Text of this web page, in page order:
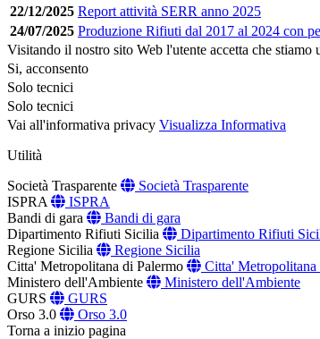
22/12/2025 Report attività SERR anno 2025
24/07/2025 Produzione Rifiuti dal 2017 al 2024 con
Visitando il nostro sito Web l'utente accetta che
Si, acconsento
Solo tecnici
Solo tecnici
Vai all'informativa privacy Visualizza Informativa
Utilità
Società Trasparente
Società Trasparente
ISPRA
ISPRA
Bandi di gara
Bandi di gara
Dipartimento Rifiuti Sicilia
Dipartimento Rifiuti
Regione Sicilia
Regione Sicilia
Citta' Metropolitana di Palermo
Citta' Metropolitana
Ministero dell'Ambiente
Ministero dell'Ambiente
GURS
GURS
Orso 3.0
Orso 3.0
Torna a inizio pagina